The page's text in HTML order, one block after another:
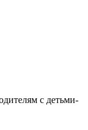
с детьми-